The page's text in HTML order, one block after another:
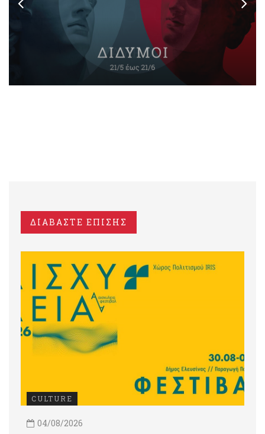
ΔΙΑΒΑΣΤΕ ΕΠΙΣΗΣ
CULTURE
04/08/2026